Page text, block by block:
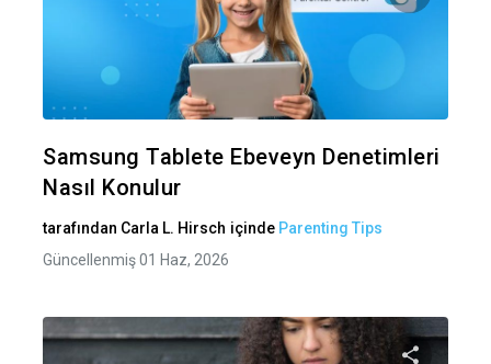
Samsung Tablete Ebeveyn Denetimleri
Nasıl Konulur
tarafından Carla L. Hirsch içinde Parenting Tips
Güncellenmiş 01 Haz, 2026